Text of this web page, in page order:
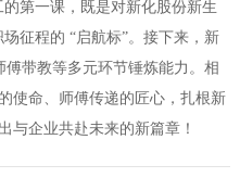
第一课，既是对新化股份新生
征程的 “启航标”。接下来，新
带教等多元环节锤炼能力。相
使命、师傅传递的匠心，扎根新
与企业共赴未来的新篇章！